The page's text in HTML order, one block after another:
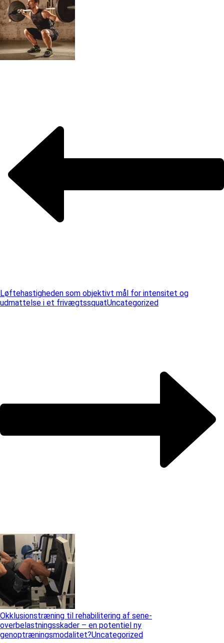
Løftehastigheden som objektivt mål for intensitet og
udmattelse i et frivægtssquatUncategorized
Okklusionstræning til rehabilitering af sene-
overbelastningsskader – en potentiel ny
genoptræningsmodalitet?Uncategorized